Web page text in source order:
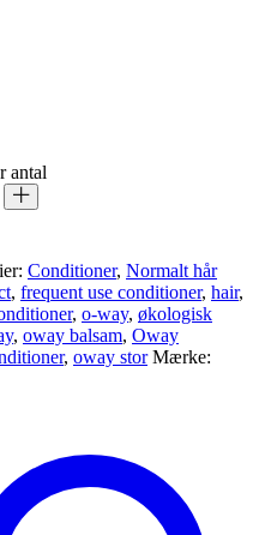
antal
Conditioner, Normalt hår
, frequent use conditioner, hair,
, o-way, økologisk
, oway balsam, Oway
, oway stor Mærke: